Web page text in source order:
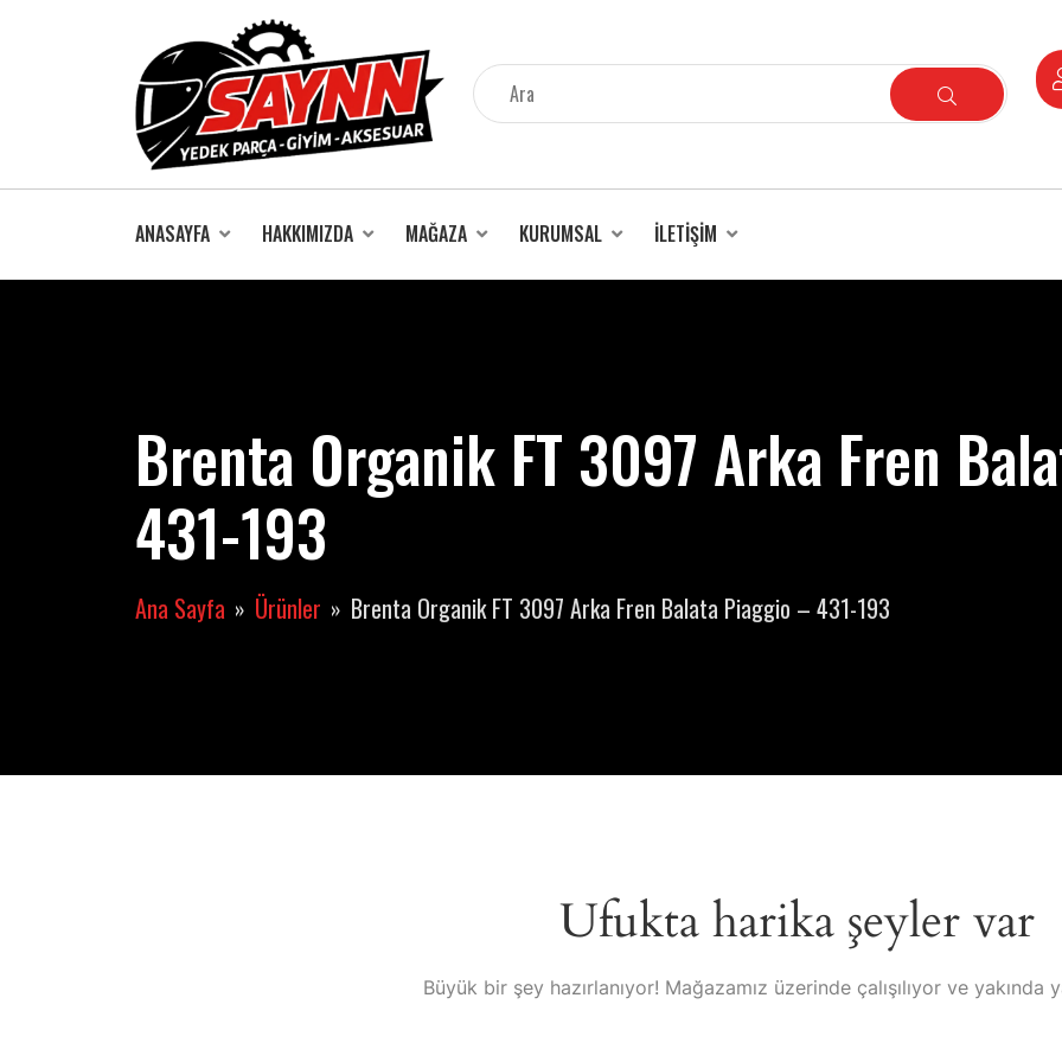
ANASAYFA HAKKIMIZDA MAĞAZA KURUMSAL İLETIŞIM
Brenta Organik FT 3097 Arka Fren
431-193
Ana Sayfa Ürünler Brenta Organik FT 3097 Arka Fren Balata Piaggio – 431-193
Ufukta harika şeyler var
Büyük bir şey hazırlanıyor! Mağazamız üzerinde çalışılıyor ve yakında